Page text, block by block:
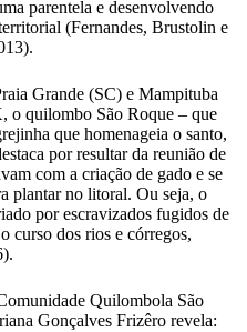
parentela e desenvolvendo
(Fernandes, Brustolin e
Grande (SC) e Mampituba
o quilombo São Roque – que
que homenageia o santo,
por resultar da reunião de
com a criação de gado e se
plantar no litoral. Ou seja, o
por escravizados fugidos de
curso dos rios e córregos,
Quilombola São
Gonçalves Frizêro revela: